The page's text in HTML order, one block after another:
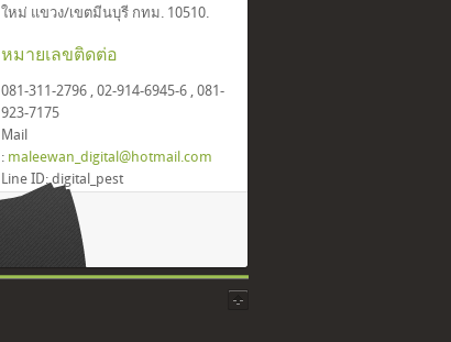
ใหม่ แขวง/เขตมีนบุรี กทม. 10510.
หมายเลขติดต่อ
081-311-2796 , 02-914-6945-6 , 081-
923-7175
Mail
: maleewan_digital@hotmail.com
Line ID: digital_pest
Facebook: Digital Pest Control
(Thailand) Co.,ltd.